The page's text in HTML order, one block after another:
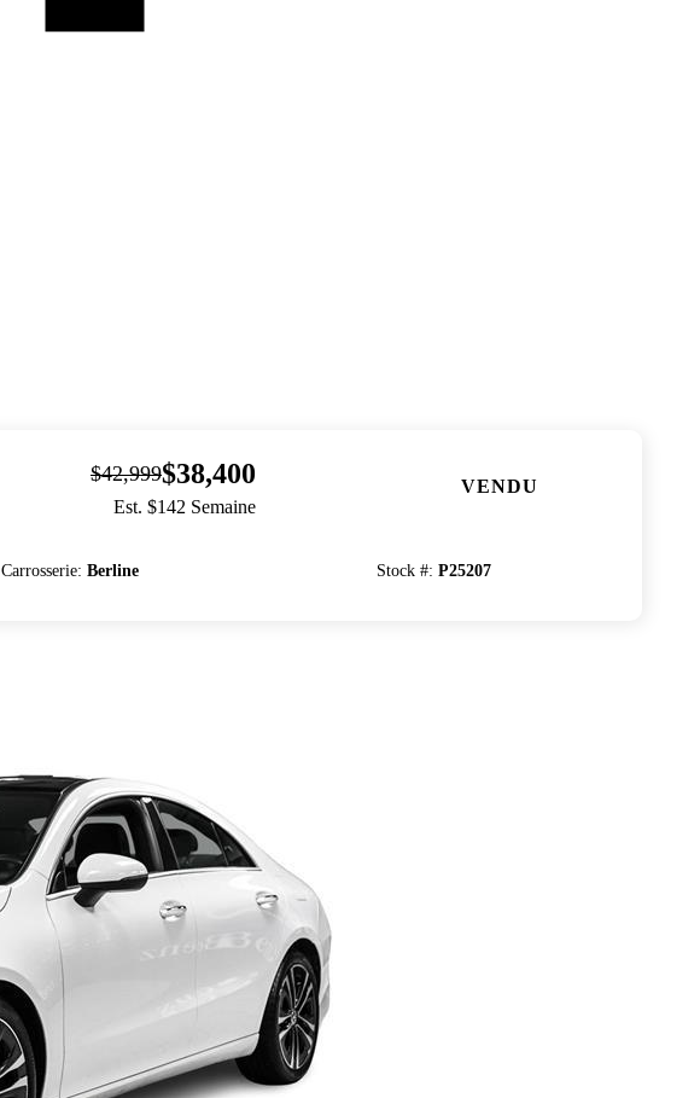
$42,999$38,400
Est. $142 Semaine
VENDU
Carrosserie:Berline Stock #: P25207